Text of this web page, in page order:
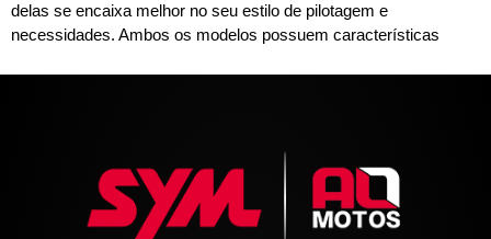
delas se encaixa melhor no seu estilo de pilotagem e
necessidades. Ambos os modelos possuem características